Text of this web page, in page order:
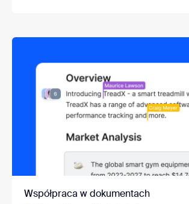
Współpraca w dokumentach